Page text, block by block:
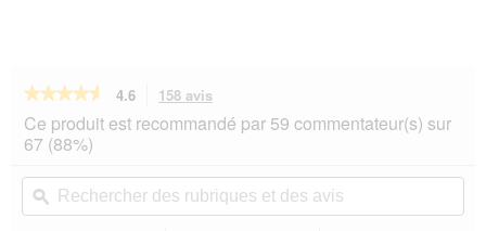
★★★★★
★★★★★
sur
5
les
avis
4.6 158 avis
action
vous
vers
les
avis.
Ce produit est recommandé par 59 commentateur(s) sur
67 (88%)
Rechercher
des
rubriques
ϙ